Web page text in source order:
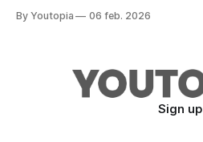
2'669.836.
By Youtopia 06 feb. 2026
Sign up